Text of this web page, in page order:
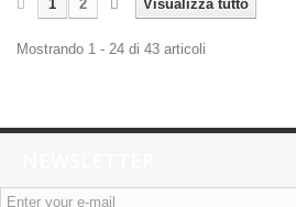
Visualizza tutto
1 2
Mostrando 1 - 24 di 43 articoli